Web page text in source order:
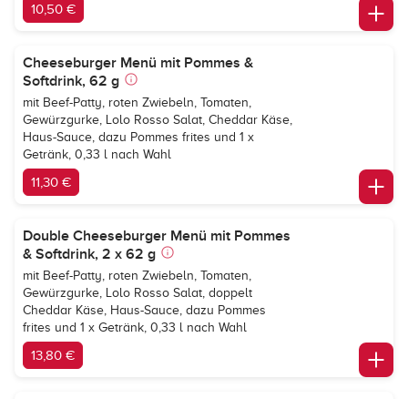
10,50 €
Cheeseburger Menü mit Pommes &
Softdrink, 62 g
mit Beef-Patty, roten Zwiebeln, Tomaten,
Gewürzgurke, Lolo Rosso Salat, Cheddar Käse,
Haus-Sauce, dazu Pommes frites und 1 x
Getränk, 0,33 l nach Wahl
11,30 €
Double Cheeseburger Menü mit Pommes
& Softdrink, 2 x 62 g
mit Beef-Patty, roten Zwiebeln, Tomaten,
Gewürzgurke, Lolo Rosso Salat, doppelt
Cheddar Käse, Haus-Sauce, dazu Pommes
frites und 1 x Getränk, 0,33 l nach Wahl
13,80 €